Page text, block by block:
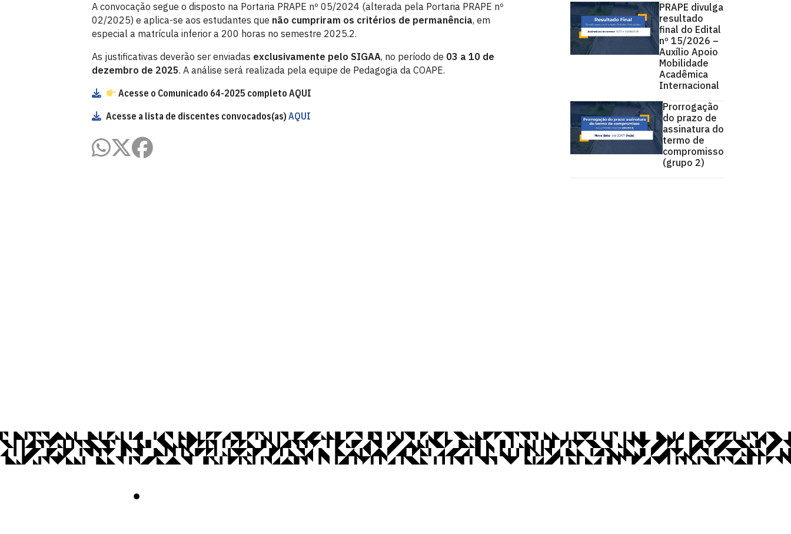
PRAPE divulga
resultado
final do Edital
nº 15/2026 –
Auxílio Apoio
Mobilidade
Acadêmica
Internacional
Prorrogação
do prazo de
assinatura do
termo de
compromisso
(grupo 2)
A convocação segue o disposto na Portaria PRAPE nº 05/2024 (alterada pela Portaria PRAPE nº
02/2025) e aplica-se aos estudantes que não cumpriram os critérios de permanência, em
especial a matrícula inferior a 200 horas no semestre 2025.2.
As justificativas deverão ser enviadas exclusivamente pelo SIGAA, no período de 03 a 10 de
dezembro de 2025. A análise será realizada pela equipe de Pedagogia da COAPE.
Acesse o Comunicado 64-2025 completo AQUI
Acesse a lista de discentes convocados(as) AQUI